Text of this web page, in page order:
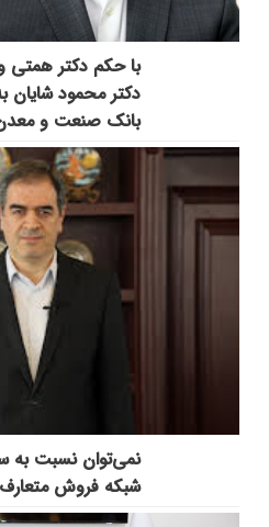
با حکم دکتر همتی
دکتر محمود
بانک صنعت و
شبکه فروش متعارف